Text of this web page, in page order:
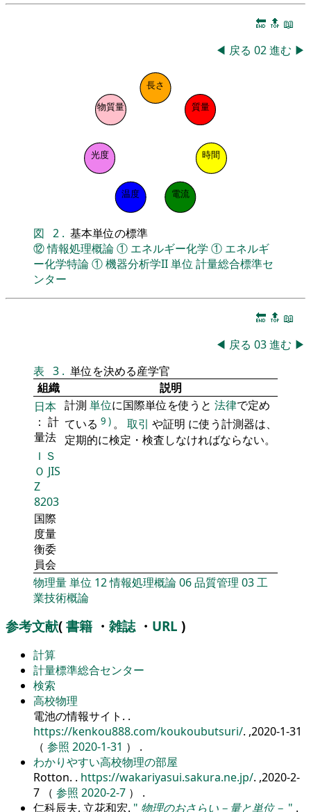
🔚 🔝 📖
◀ 戻る 02進む ▶
長さ
質量
時間
電流
温度
光度
物質量
図 2 . 基本単位の標準
⑫情報処理概論① エネルギー化学 ① エネルギ
ー化学特論①機器分析学II単位 計量総合標準セ
ンター
🔚 🔝 📖
◀ 戻る 03進む ▶
表 3 . 単位を決める産学官
組織
説明
日本
： 計
量法
計測 単位に国際単位を使うと 法律で定め
ている 9 ) 。 取引 や証明 に使う計測器は、
定期的に検定・検査しなければならない。
ＩＳ
Ｏ JIS
Z
8203
国際
度量
衡委
員会
物理量単位 12情報処理概論06品質管理 03工
業技術概論
参考文献( 書籍 ・ 雑誌・ URL )
計算
計量標準総合センター
検索
高校物理
電池の情報サイト. .
https://kenkou888.com/koukoubutsuri/. ,2020-1-31
（ 参照 2020-1-31 ） .
わかりやすい高校物理の部屋
Rotton. . https://wakariyasui.sakura.ne.jp/. ,2020-2-
7 （ 参照 2020-2-7 ） .
仁科辰夫, 立花和宏.
物理のおさらい－量と単位－ .